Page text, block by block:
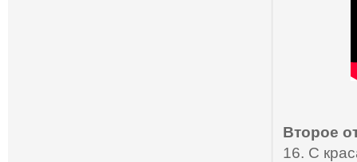
Второе
16. С